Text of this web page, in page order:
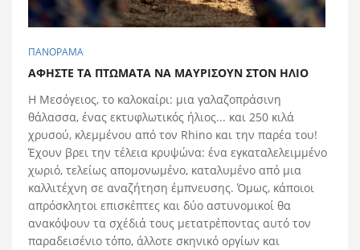
ΠΑΝΟΡΑΜΑ
ΑΦΗΣΤΕ ΤΑ ΠΤΩΜΑΤΑ ΝΑ ΜΑΥΡΙΣΟΥΝ ΣΤΟΝ ΗΛΙΟ
Η Μεσόγειος, το καλοκαίρι: μια γαλαζοπράσινη
θάλασσα, ένας εκτυφλωτικός ήλιος... και 250 κιλά
χρυσού, κλεμμένου από τον Rhino και την παρέα του!
Έχουν βρει την τέλεια κρυψώνα: ένα εγκαταλελειμμένο
χωριό, τελείως απομονωμένο, καταλυμένο από μια
καλλιτέχνη σε αναζήτηση έμπνευσης. Όμως, κάποιοι
απρόσκλητοι επισκέπτες και δύο αστυνομικοί θα
ανακόψουν τα σχέδιά τους μετατρέποντας αυτό τον
παραδεισένιο τόπο, άλλοτε σκηνικό οργίων και